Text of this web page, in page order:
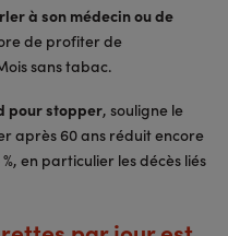
à son médecin ou de
de profiter de
sans tabac.
pour stopper, souligne le
après 60 ans réduit encore
en particulier les décès liés